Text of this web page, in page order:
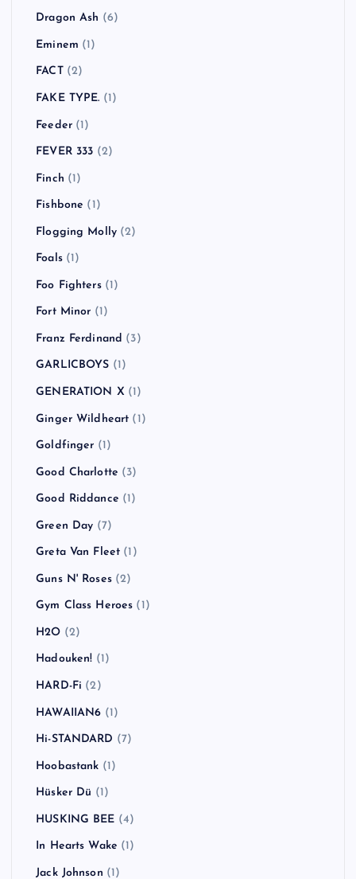
Dragon Ash (6)
Eminem (1)
FACT(2)
FAKE TYPE. (1)
Feeder(1)
FEVER 333 (2)
Finch (1)
Fishbone (1)
Flogging Molly (2)
Foals(1)
Foo Fighters(1)
Fort Minor (1)
Franz Ferdinand (3)
GARLICBOYS (1)
GENERATION X (1)
Ginger Wildheart (1)
Goldfinger (1)
Good Charlotte (3)
Good Riddance (1)
Green Day (7)
Greta Van Fleet (1)
Guns N' Roses(2)
Gym Class Heroes (1)
H2O (2)
Hadouken! (1)
HARD-Fi (2)
HAWAIIAN6 (1)
Hi-STANDARD (7)
Hoobastank (1)
Hüsker Dü (1)
HUSKING BEE (4)
In Hearts Wake (1)
Jack Johnson (1)